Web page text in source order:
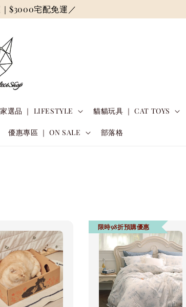
$3000宅配免運／
選品 ｜ LIFESTYLE 貓貓玩具 ｜ CAT TOYS
優惠專區 ｜ ON SALE 部落格
限時98折預購優惠